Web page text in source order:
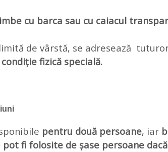
cu barca sau cu caiacul
de vârstă, se adresează
fizică specială.
pentru două persoane, iar
pot fi folosite de șase persoane